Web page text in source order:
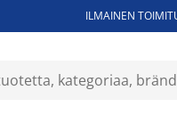
ILMAINEN